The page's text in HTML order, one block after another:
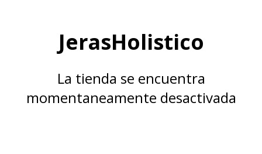
JerasHolistico
La tienda se encuentra
momentaneamente desactivada